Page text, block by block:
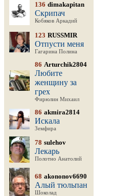
136 dimakapitan
Скрипач
Кобяков Аркадий
123 RUSSMIR
Отпусти меня
Гагарина Полина
86 Arturchik2804
Любите
женщину за
грех
Фирюлин Михаил
86 akmira2814
Искала
Земфира
78 sulehov
Лекарь
Полотно Анатолий
68 akononov6690
Алый тюльпан
Шоколад